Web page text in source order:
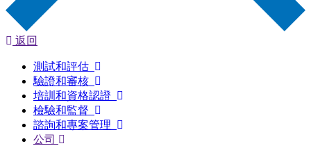
返回
測試和評估
驗證和審核
培訓和資格認證
檢驗和監督
諮詢和專案管理
公司